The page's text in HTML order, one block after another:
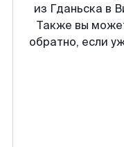
из Гданьска в
Также вы
обратно, если